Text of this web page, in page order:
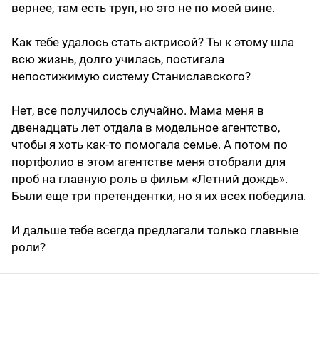
вернее, там есть труп, но это не по моей вине.
Как тебе удалось стать актрисой? Ты к этому шла
всю жизнь, долго училась, постигала
непостижимую систему Станиславского?
Нет, все получилось случайно. Мама меня в
двенадцать лет отдала в модельное агентство,
чтобы я хоть как-то помогала семье. А потом по
портфолио в этом агентстве меня отобрали для
проб на главную роль в фильм «Летний дождь».
Были еще три претендентки, но я их всех победила.
И дальше тебе всегда предлагали только главные
роли?